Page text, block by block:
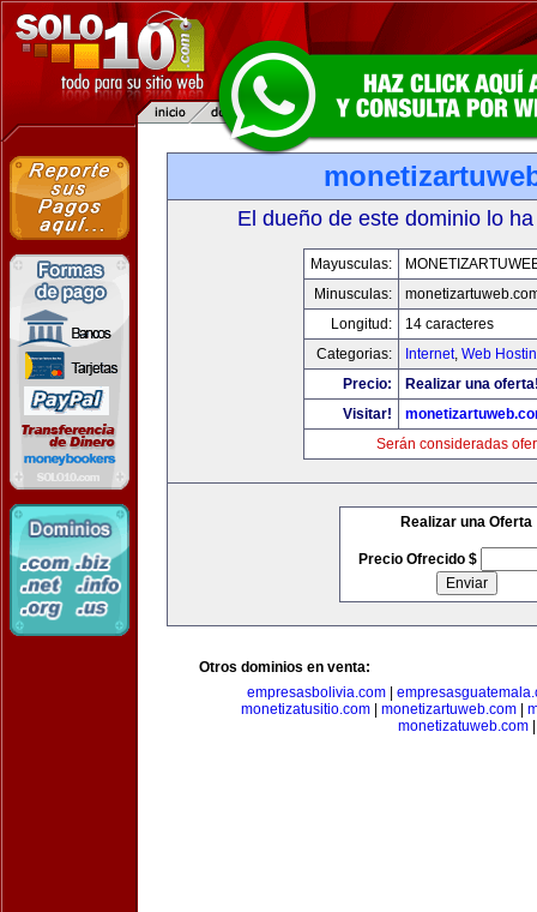
El dueño de este dominio lo
Mayusculas:
Minusculas:
Longitud:
14 caracteres
Categorias:
Internet, Web
Precio:
Realizar una
Visitar!
Serán consideradas
Realizar una Oferta
Precio Ofrecido $
Otros dominios en venta:
empresasbolivia.com
monetizatusitio.com
monetizartuweb.com
monetizatuweb.com|